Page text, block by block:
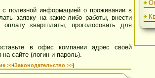
с полезной информацией о проживании в
заявку на какие-либо работы, внести
оплату квартплаты, проголосовать для